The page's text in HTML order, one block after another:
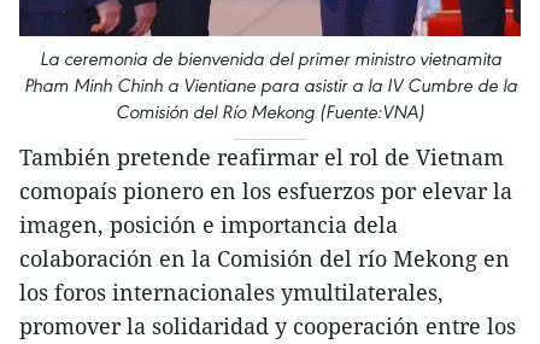
La ceremonia de bienvenida del primer ministro vietnamita
Pham Minh Chinh a Vientiane para asistir a la IV Cumbre de la
Comisión del Río Mekong (Fuente:VNA)
También pretende reafirmar el rol de Vietnam
comopaís pionero en los esfuerzos por elevar la
imagen, posición e importancia dela
colaboración en la Comisión del río Mekong en
los foros internacionales ymultilaterales,
promover la solidaridad y cooperación entre los